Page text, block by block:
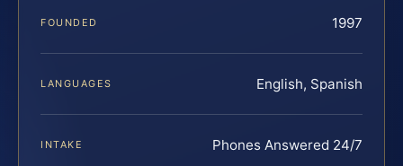
FOUNDED 1997
LANGUAGES English, Spanish
INTAKE Phones Answered 24/7